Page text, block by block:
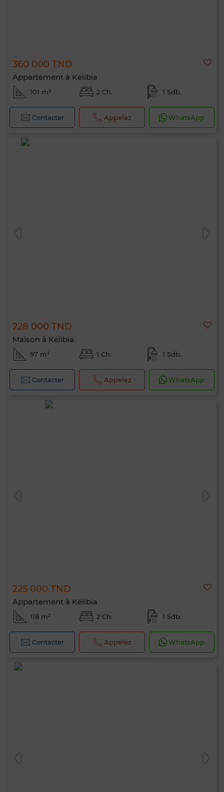
360 000 TND
Appartement à Kélibia
101 m² 2 Ch. 1 Sdb.
Contacter Appelez WhatsApp
228 000 TND
Maison à Kélibia
97 m² 1 Ch. 1 Sdb.
Contacter Appelez WhatsApp
225 000 TND
Appartement à Kélibia
118 m² 2 Ch. 1 Sdb.
Contacter Appelez WhatsApp